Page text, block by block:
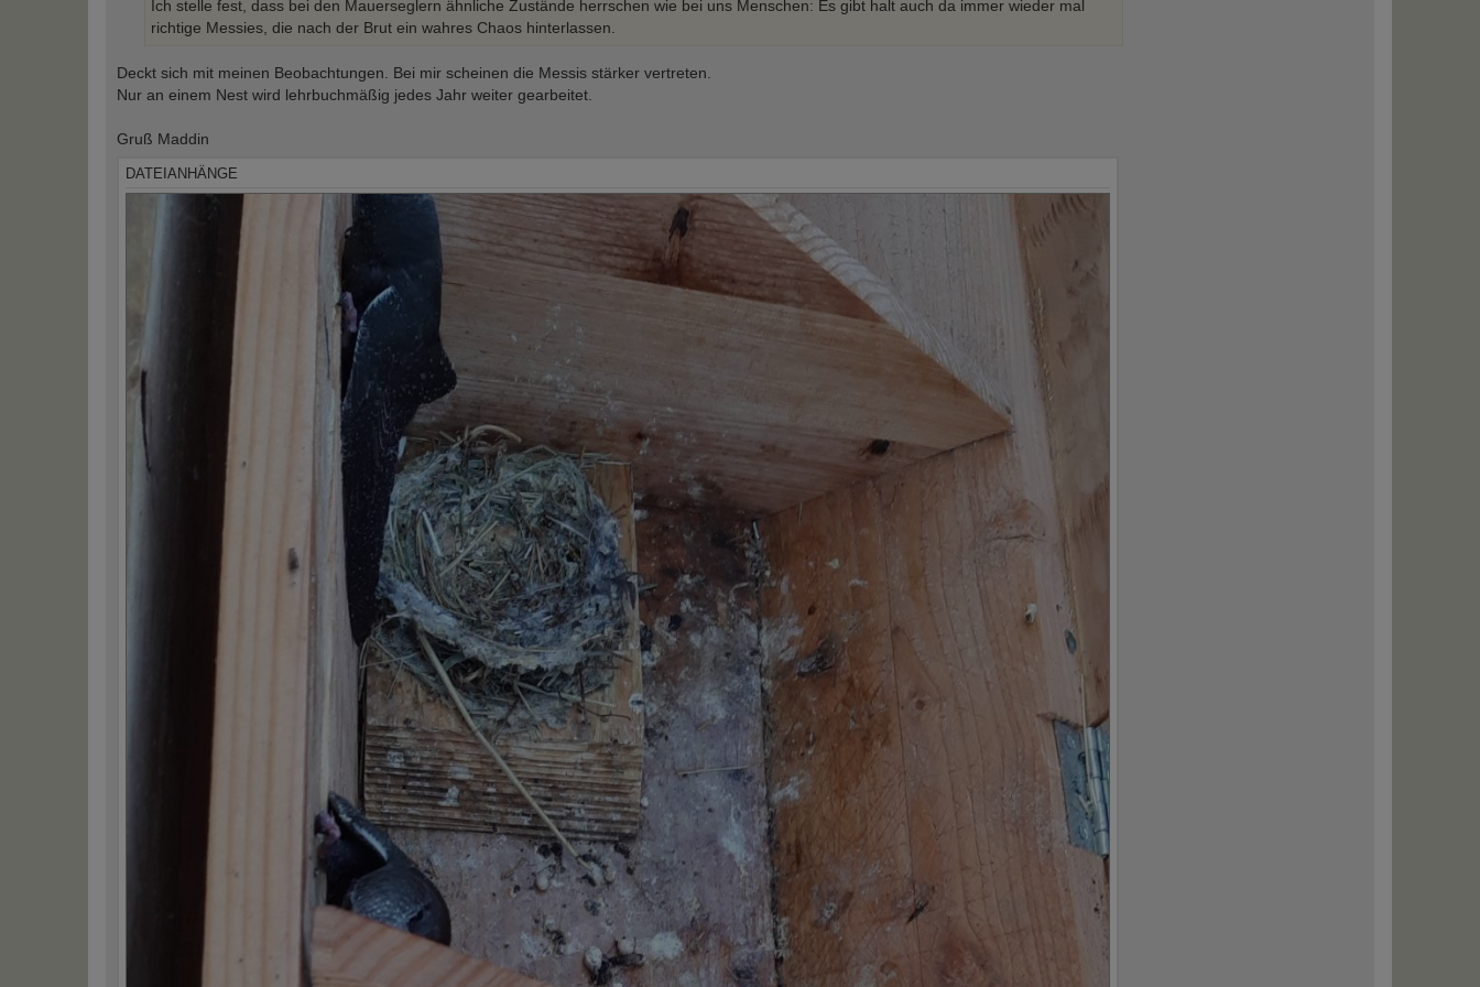
Ich stelle fest, dass bei den Mauerseglern ähnliche Zustände herrschen wie bei uns Menschen: Es gibt halt auch da immer wieder mal
richtige Messies, die nach der Brut ein wahres Chaos hinterlassen.
Deckt sich mit meinen Beobachtungen. Bei mir scheinen die Messis stärker vertreten.
Nur an einem Nest wird lehrbuchmäßig jedes Jahr weiter gearbeitet.
Gruß Maddin
DATEIANHÄNGE